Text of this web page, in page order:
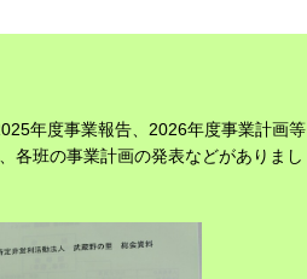
年度事業報告、2026年度事業計画等
の事業計画の発表などがありまし